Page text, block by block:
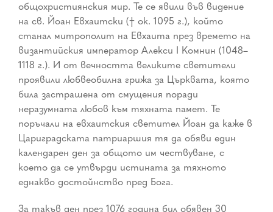
общохристиянския мир. Те се явили във видение
на св. Йоан Евхаитски († ок. 1095 г.), който
станал митрополит на Евхаита през времето на
византийския император Алекси I Комнин (1048–
1118 г.). И от вечността великите светители
проявили любвеобилна грижа за Църквата, която
била застрашена от смущения поради
неразумната любов към тяхната памет. Те
поръчали на евхаитския светител Йоан да каже в
Цариградската патриаршия тя да обяви един
календарен ден за общото им чествуване, с
което да се утвърди истината за тяхното
еднакво достойнство пред Бога.
За такъв ден през 1076 година бил обявен 30